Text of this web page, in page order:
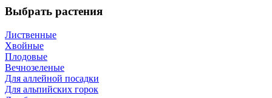
Выбрать растения
Лиственные
Хвойные
Плодовые
Вечнозеленые
Для аллейной посадки
Для альпийских горок